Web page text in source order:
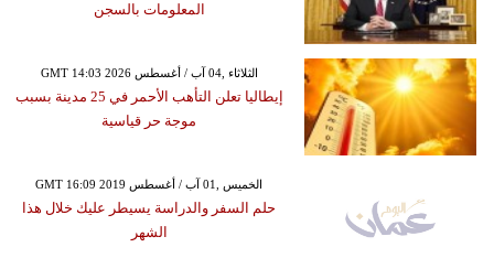
المعلومات بالسجن
GMT 14:03 2026 الثلاثاء ,04 آب / أغسطس
إيطاليا تعلن التأهب الأحمر في 25 مدينة بسبب
موجة حر قياسية
GMT 16:09 2019 الخميس ,01 آب / أغسطس
حلم السفر والدراسة يسيطر عليك خلال هذا
الشهر